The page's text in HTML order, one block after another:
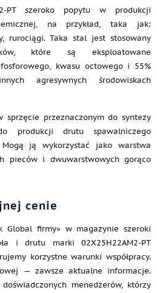
PT szeroko popytu w produkcji
na przykład, taka jak:
rurociągi. Taka stal jest stosowany
które są eksploatowane
kwasu octowego i 55%
agresywnych środowiskach
przeznaczonym do syntezy
produkcji drutu spawalniczego
ją wykorzystać jako warstwa
pieców i dwuwarstwowych gorąco
cenie
Global firmy» w magazynie szeroki
i drutu marki 02Х25Н22АМ2-PT
korzystne warunki współpracy.
— zawsze aktualne informacje.
menedżerów, którzy